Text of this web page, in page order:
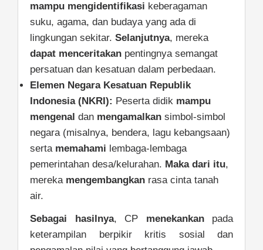
mampu mengidentifikasi keberagaman
suku, agama, dan budaya yang ada di
lingkungan sekitar. Selanjutnya, mereka
dapat menceritakan pentingnya semangat
persatuan dan kesatuan dalam perbedaan.
Elemen Negara Kesatuan Republik
Indonesia (NKRI): Peserta didik mampu
mengenal dan mengamalkan simbol-simbol
negara (misalnya, bendera, lagu kebangsaan)
serta memahami lembaga-lembaga
pemerintahan desa/kelurahan. Maka dari itu,
mereka mengembangkan rasa cinta tanah
air.
Sebagai hasilnya, CP menekankanpada
keterampilan berpikir kritis sosial dan